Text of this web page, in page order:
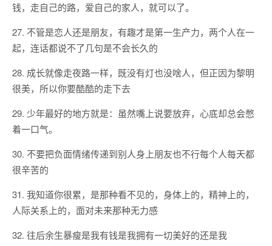
钱，走自己的路，爱自己的家人，就可以了。
27. 不管是恋人还是朋友，有趣才是第一生产力，两个人在一
起，连话都说不了几句是不会长久的
28. 成长就像走夜路一样，既没有灯也没啥人，但正因为黎明
很美，所以你要酷酷的走下去
29. 少年最好的地方就是：虽然嘴上说要放弃，心底却总会憋
着一口气。
30. 不要把负面情绪传递到别人身上朋友也不行每个人每天都
很辛苦的
31. 我知道你很累，是那种看不见的，身体上的，精神上的，
人际关系上的，面对未来那种无力感
32. 往后余生暴瘦是我有钱是我拥有一切美好的还是我